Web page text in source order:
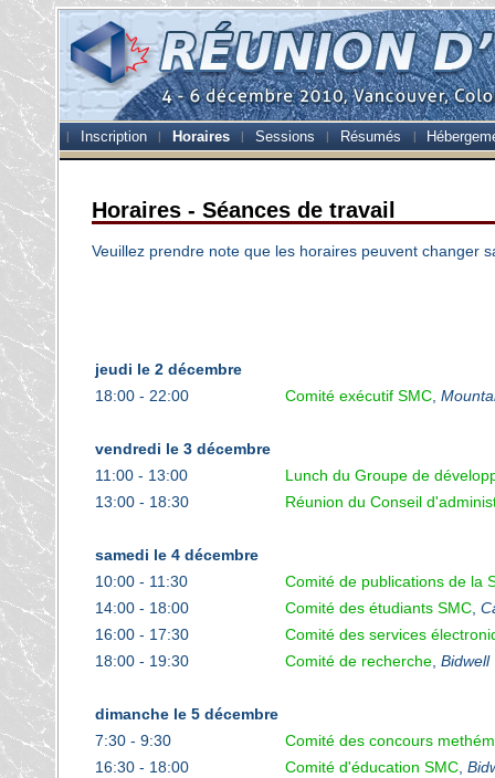
Inscription Horaires Sessions Résumés
Horaires - Séances de travail
Veuillez prendre note que les horaires peuvent changer
jeudi le 2 décembre
18:00 - 22:00
Comité exécutif SMC,
vendredi le 3 décembre
11:00 - 13:00
Lunch du Groupe de
13:00 - 18:30
Réunion du Conseil
samedi le 4 décembre
10:00 - 11:30
Comité de publications de la
14:00 - 18:00
Comité des étudiants SMC,
16:00 - 17:30
Comité des services
18:00 - 19:30
Comité de recherche, Bidwell
dimanche le 5 décembre
7:30 - 9:30
Comité des concours
16:30 - 18:00
Comité d'éducation SMC,